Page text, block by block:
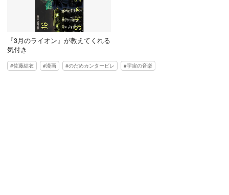
『3月のライオン』が教えてくれる
気付き
佐藤結衣 漫画 のだめカンタービレ 宇宙の音楽